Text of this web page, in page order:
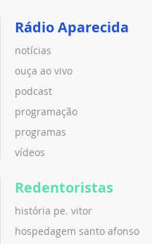
Rádio Aparecida
notícias
ouça ao vivo
podcast
programação
programas
vídeos
Redentoristas
história pe. vitor
hospedagem santo afonso